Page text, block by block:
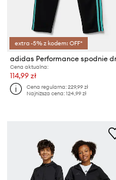
extra -5% z kodem: OFF*
Cena aktualna:
114,99 zł
Cena regularna:229,99 zł
Najniższa cena:124,99 zł